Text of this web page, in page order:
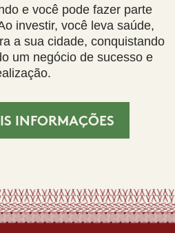
e você pode fazer parte
investir, você leva saúde,
a sua cidade, conquistando
um negócio de sucesso e
INFORMAÇÕES